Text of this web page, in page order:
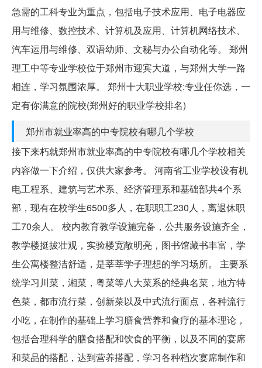
急需的工科专业为重点，包括电子技术应用、电子电器应
用与维修、数控技术、计算机及应用、计算机网络技术、
汽车运用与维修、双语幼师、文秘与办公自动化等。 郑州
理工中等专业学校位于郑州市迎宾大道，与郑州大学一路
相连，学习氛围浓厚。 郑州十大职业学校:专业任你选，一
定有你满意的院校(郑州好的职业学校排名)
郑州市就业率高的中专院校有哪几个学校
接下来朽就郑州市就业率高的中专院校有哪几个学校相关
内容做一下介绍，仅供大家参考。 河南省工业学校设有机
电工程系、建筑与艺术系、经济管理系和基础部共4个系
部，现有在校学生6500多人，在职职工230人，离退休职
工70余人。 校内教育教学设施完备，公共服务设施齐全，
教学楼挺拔壮观，实验楼宽敞明亮，图书馆藏书丰富，学
生公寓楼整洁舒适，是莘莘学子理想的学习场所。 主要系
统学习川菜，湘菜，粤菜等八大菜系的经典名菜，地方特
色菜，都市流行菜，创新菜以及中式流行面点，各种流行
小吃，在制作的基础上学习膳食营养和食疗的基本理论，
包括合理科学的膳食搭配和饮食的平衡，以及不同的宴席
和菜品的搭配，达到营养搭配，学习各种档次宴席制作和